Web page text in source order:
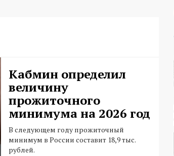
Кабмин определил
величину
прожиточного
минимума на 2026 год
В следующем году прожиточный
минимум в России составит 18,9 тыс.
рублей.